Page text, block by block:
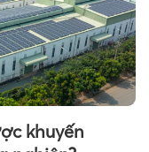
khuyến